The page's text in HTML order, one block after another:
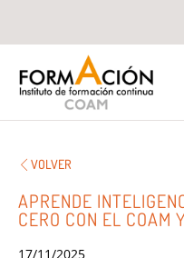
VOLVER
APRENDE
CERO CON EL COAM
17/11/2025